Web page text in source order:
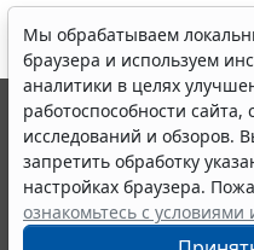
Мы обрабатываем
браузера и используем
аналитики в целях
работоспособности сайта,
исследований и обзоров.
запретить обработку
настройках браузера.
ознакомьтесь с условиями
© ООО "НПП "ГАРАНТ-
выпускается с 1990 года.
являются участниками
информации ГАРАНТ.
Портал ГАРАНТ.РУ